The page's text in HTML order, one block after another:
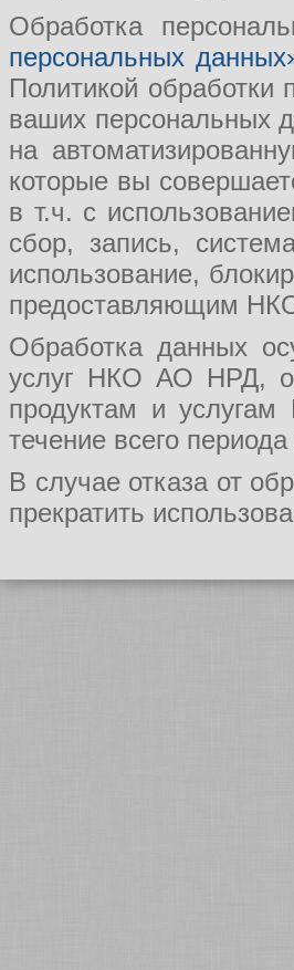
Обработка
персональных
Политикой
ваших персональных
на
которые вы
в т.ч. с
сбор, запись,
использование,
предоставляющим
Обработка данных
услуг НКО АО НРД,
продуктам и
течение всего
В случае отказа от
прекратить